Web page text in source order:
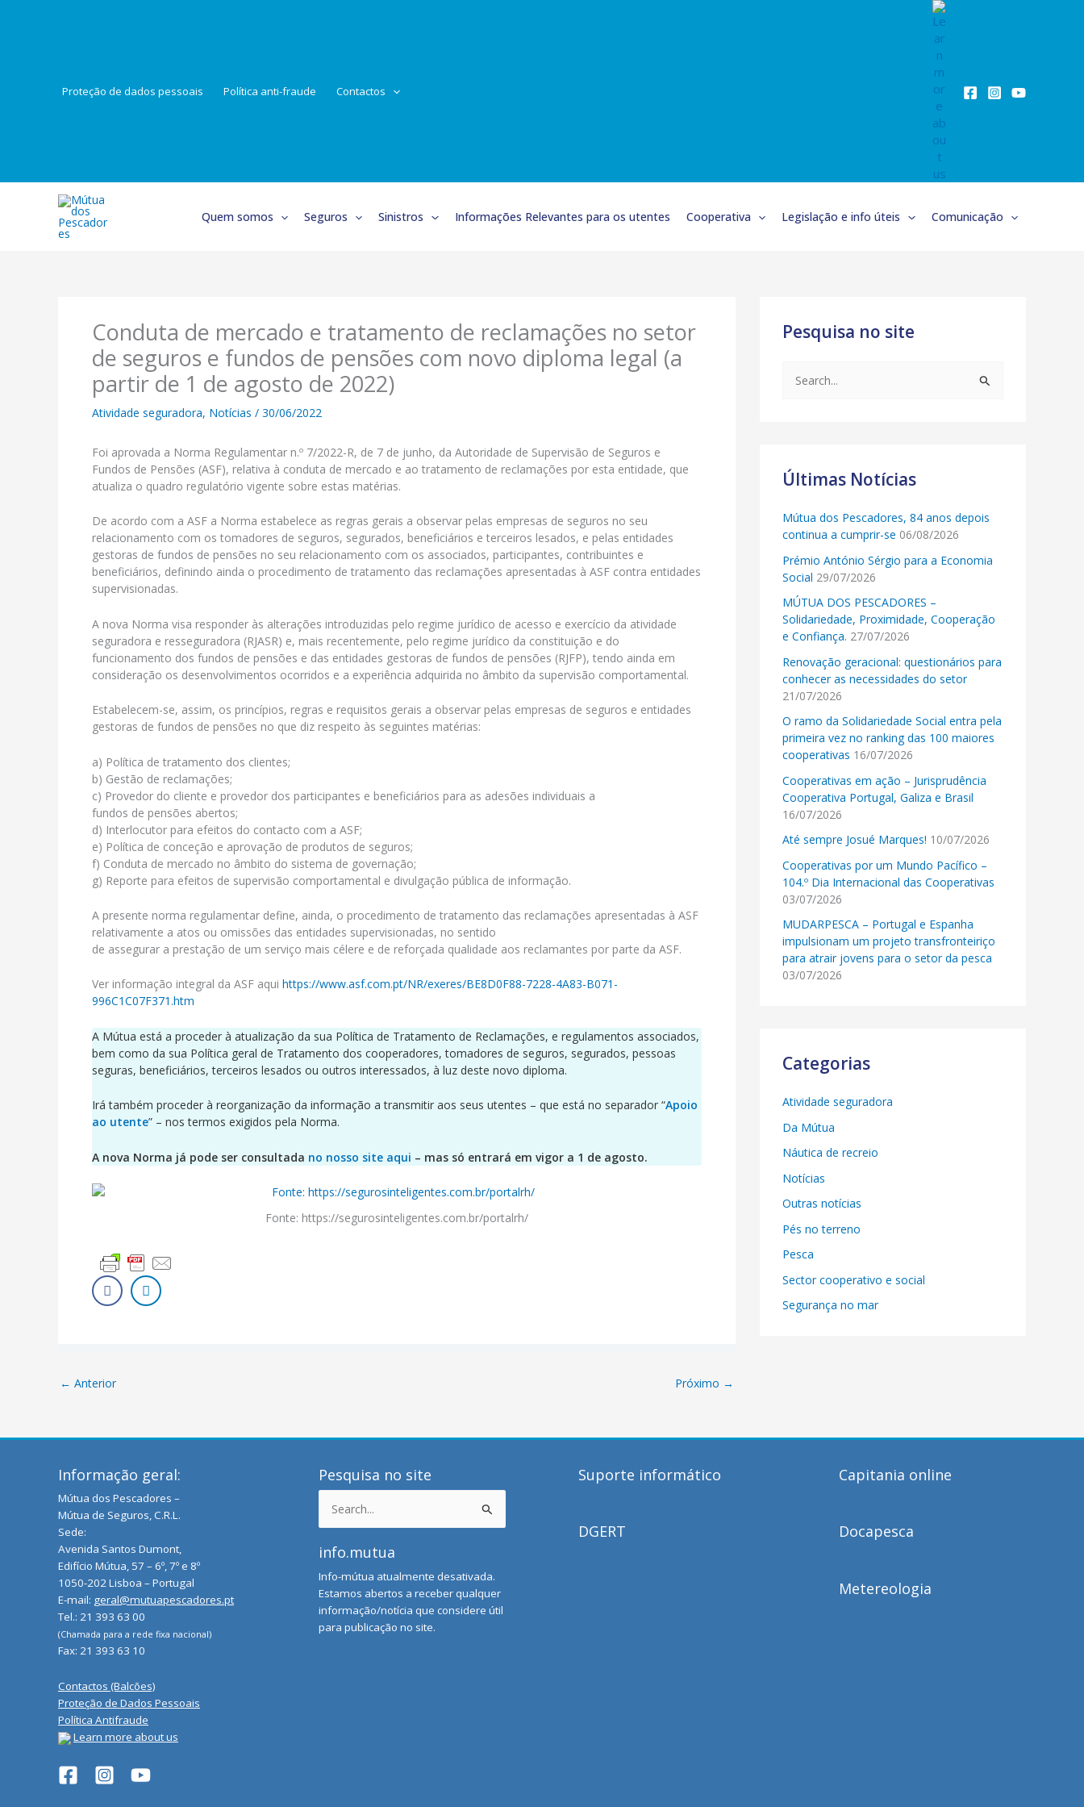
Proteção de dados pessoais Política anti-fraude Contactos
Quem somos Seguros Sinistros Informações Relevantes para os utentes Cooperativa Legislação e info úteis Comunicação
Conduta de mercado e tratamento de reclamações no setor
de seguros e fundos de pensões com novo diploma legal (a
partir de 1 de agosto de 2022)
Atividade seguradora, Notícias / 30/06/2022
Foi aprovada a Norma Regulamentar n.º 7/2022-R, de 7 de junho, da Autoridade de Supervisão de Seguros e
Fundos de Pensões (ASF), relativa à conduta de mercado e ao tratamento de reclamações por esta entidade, que
atualiza o quadro regulatório vigente sobre estas matérias.
De acordo com a ASF a Norma estabelece as regras gerais a observar pelas empresas de seguros no seu
relacionamento com os tomadores de seguros, segurados, beneficiários e terceiros lesados, e pelas entidades
gestoras de fundos de pensões no seu relacionamento com os associados, participantes, contribuintes e
beneficiários, definindo ainda o procedimento de tratamento das reclamações apresentadas à ASF contra entidades
supervisionadas.
A nova Norma visa responder às alterações introduzidas pelo regime jurídico de acesso e exercício da atividade
seguradora e resseguradora (RJASR) e, mais recentemente, pelo regime jurídico da constituição e do
funcionamento dos fundos de pensões e das entidades gestoras de fundos de pensões (RJFP), tendo ainda em
consideração os desenvolvimentos ocorridos e a experiência adquirida no âmbito da supervisão comportamental.
Estabelecem-se, assim, os princípios, regras e requisitos gerais a observar pelas empresas de seguros e entidades
gestoras de fundos de pensões no que diz respeito às seguintes matérias:
a) Política de tratamento dos clientes;
b) Gestão de reclamações;
c) Provedor do cliente e provedor dos participantes e beneficiários para as adesões individuais a
fundos de pensões abertos;
d) Interlocutor para efeitos do contacto com a ASF;
e) Política de conceção e aprovação de produtos de seguros;
f) Conduta de mercado no âmbito do sistema de governação;
g) Reporte para efeitos de supervisão comportamental e divulgação pública de informação.
A presente norma regulamentar define, ainda, o procedimento de tratamento das reclamações apresentadas à ASF
relativamente a atos ou omissões das entidades supervisionadas, no sentido
de assegurar a prestação de um serviço mais célere e de reforçada qualidade aos reclamantes por parte da ASF.
Ver informação integral da ASF aqui https://www.asf.com.pt/NR/exeres/BE8D0F88-7228-4A83-B071-
996C1C07F371.htm
A Mútua está a proceder à atualização da sua Política de Tratamento de Reclamações, e regulamentos associados,
bem como da sua Política geral de Tratamento dos cooperadores, tomadores de seguros, segurados, pessoas
seguras, beneficiários, terceiros lesados ou outros interessados, à luz deste novo diploma.
Irá também proceder à reorganização da informação a transmitir aos seus utentes – que está no separador “Apoio
ao utente” – nos termos exigidos pela Norma.
A nova Norma já pode ser consultada no nosso site aqui – mas só entrará em vigor a 1 de agosto.
Fonte: https://segurosinteligentes.com.br/portalrh/
← Anterior Próximo →
Pesquisa no site
c
f
o
r
:
Últimas Notícias
Mútua dos Pescadores, 84 anos depois
continua a cumprir-se 06/08/2026
Prémio António Sérgio para a Economia
Social 29/07/2026
MÚTUA DOS PESCADORES –
Solidariedade, Proximidade, Cooperação
e Confiança. 27/07/2026
Renovação geracional: questionários para
conhecer as necessidades do setor
21/07/2026
O ramo da Solidariedade Social entra pela
primeira vez no ranking das 100 maiores
cooperativas 16/07/2026
Cooperativas em ação – Jurisprudência
Cooperativa Portugal, Galiza e Brasil
16/07/2026
Até sempre Josué Marques! 10/07/2026
Cooperativas por um Mundo Pacífico –
104.º Dia Internacional das Cooperativas
03/07/2026
MUDARPESCA – Portugal e Espanha
impulsionam um projeto transfronteiriço
para atrair jovens para o setor da pesca
03/07/2026
Categorias
Atividade seguradora
Da Mútua
Náutica de recreio
Notícias
Outras notícias
Pés no terreno
Pesca
Sector cooperativo e social
Segurança no mar
Informação geral:
Mútua dos Pescadores –
Mútua de Seguros, C.R.L.
Sede:
Avenida Santos Dumont,
Edifício Mútua, 57 – 6º, 7º e 8º
1050-202 Lisboa – Portugal
E-mail: geral@mutuapescadores.pt
Tel.: 21 393 63 00
(Chamada para a rede fixa nacional)
Fax: 21 393 63 10
Contactos (Balcões)
Proteção de Dados Pessoais
Política Antifraude
Learn more about us
Pesquisa no site
Search
for:
info.mutua
Info-mútua atualmente desativada.
Estamos abertos a receber qualquer
informação/notícia que considere útil
para publicação no site.
Suporte informático
DGERT
Capitania online
Docapesca
Metereologia